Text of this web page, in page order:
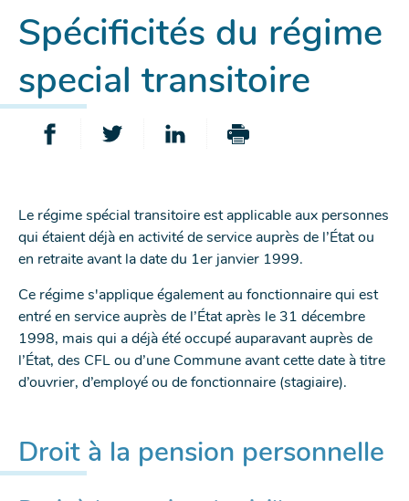
Spécificités du régime
special transitoire
-
NOUVELLE
FENÊTRE
-
NOUVELLE
FENÊTRE
-
NOUVELLE
FENÊTRE
Le régime spécial transitoire est applicable aux personnes
qui étaient déjà en activité de service auprès de l’État ou
en retraite avant la date du 1er janvier 1999.
Ce régime s'applique également au fonctionnaire qui est
entré en service auprès de l’État après le 31 décembre
1998, mais qui a déjà été occupé auparavant auprès de
l’État, des CFL ou d’une Commune avant cette date à titre
d’ouvrier, d’employé ou de fonctionnaire (stagiaire).
Droit à la pension personnelle